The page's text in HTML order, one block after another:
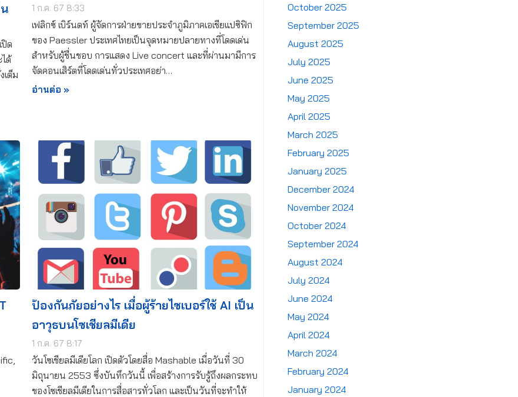
ด
ด้
เต็ม
1 ก.ค. 67 8:33
เฟลิกซ์ เบิร์นดท์ ผู้จัดการฝ่ายขายประจำภูมิภาคเอเชียแปซิฟิก
ของ Paessler ประเทศไทยเป็นจุดหมายปลายทางที่โดดเด่น
สำหรับผู้ชื่นชอบ การแสดง Live concert และที่ผ่านมามีการ
จัดคอนเสิร์ตที่โดดเด่นทั่วประเทศอย่า…
อ่านต่อ »
ป้องกันภัยอย่างไร เมื่อผู้ร้ายไซเบอร์ใช้ AI เป็น
อาวุธบนโซเชียลมีเดีย
1 ก.ค. 67 8:17
วันโซเชียลมีเดียโลก เปิดตัวโดยสื่อ Mashable เมื่อวันที่ 30
มิถุนายน 2553 ซึ่งบันทึกวันนี้ เพื่อสร้างการรับรู้ถึงผลกระทบ
ของโซเชียลมีเดียในการสื่อสารทั่วโลก และเป็นวันที่จะทำให้
October 2025
September 2025
August 2025
July 2025
June 2025
May 2025
April 2025
March 2025
February 2025
January 2025
December 2024
November 2024
October 2024
September 2024
August 2024
July 2024
June 2024
May 2024
April 2024
March 2024
February 2024
January 2024